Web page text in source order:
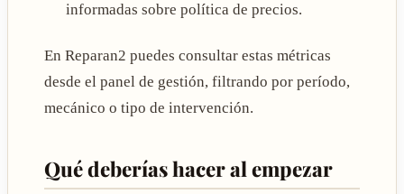
informadas sobre política de precios.
En Reparan2 puedes consultar estas métricas
desde el panel de gestión, filtrando por período,
mecánico o tipo de intervención.
Qué deberías hacer al empezar